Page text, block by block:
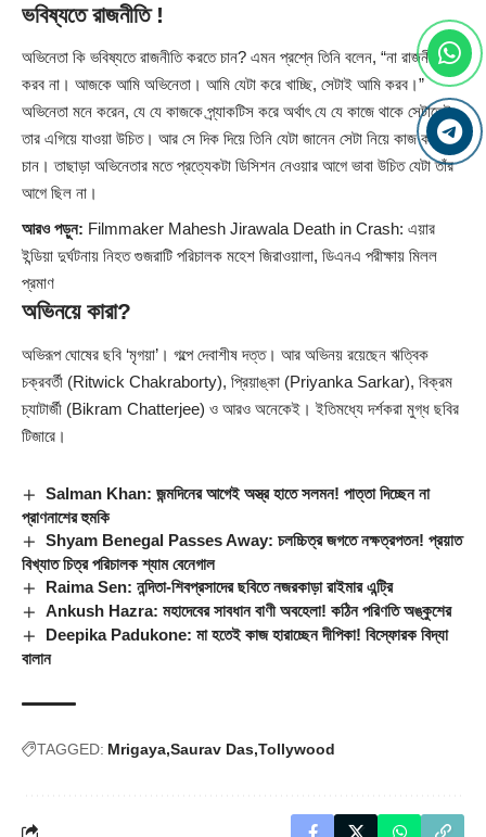
ভবিষ্যতে রাজনীতি !
অভিনেতা কি ভবিষ্যতে রাজনীতি করতে চান? এমন প্রশ্নে তিনি বলেন, “না রাজনীতি
করব না। আজকে আমি অভিনেতা। আমি যেটা করে খাচ্ছি, সেটাই আমি করব।”
অভিনেতা মনে করেন, যে যে কাজকে প্র্যাকটিস করে অর্থাৎ যে যে কাজে থাকে সেটাতেই
তার এগিয়ে যাওয়া উচিত। আর সে দিক দিয়ে তিনি যেটা জানেন সেটা নিয়ে কাজ করতে
চান। তাছাড়া অভিনেতার মতে প্রত্যেকটা ডিসিশন নেওয়ার আগে ভাবা উচিত যেটা তাঁর
আগে ছিল না।
আরও পড়ুন: Filmmaker Mahesh Jirawala Death in Crash: এয়ার
ইন্ডিয়া দুর্ঘটনায় নিহত গুজরাটি পরিচালক মহেশ জিরাওয়ালা, ডিএনএ পরীক্ষায় মিলল
প্রমাণ
অভিনয়ে কারা?
অভিরূপ ঘোষের ছবি ‘মৃগয়া’। গল্পে দেবাশীষ দত্ত। আর অভিনয় রয়েছেন ঋত্বিক
চক্রবর্তী (Ritwick Chakraborty), প্রিয়াঙ্কা (Priyanka Sarkar), বিক্রম
চ্যাটার্জী (Bikram Chatterjee) ও আরও অনেকেই। ইতিমধ্যে দর্শকরা মুগ্ধ ছবির
টিজারে।
Salman Khan: জন্মদিনের আগেই অস্ত্র হাতে সলমন! পাত্তা দিচ্ছেন না
প্রাণনাশের হুমকি
Shyam Benegal Passes Away: চলচ্চিত্র জগতে নক্ষত্রপতন! প্রয়াত
বিখ্যাত চিত্র পরিচালক শ্যাম বেনেগাল
Raima Sen: নন্দিতা-শিবপ্রসাদের ছবিতে নজরকাড়া রাইমার এন্ট্রি
Ankush Hazra: মহাদেবের সাবধান বাণী অবহেলা! কঠিন পরিণতি অঙ্কুশের
Deepika Padukone: মা হতেই কাজ হারাচ্ছেন দীপিকা! বিস্ফোরক বিদ্যা
বালান
TAGGED: Mrigaya Saurav Das Tollywood